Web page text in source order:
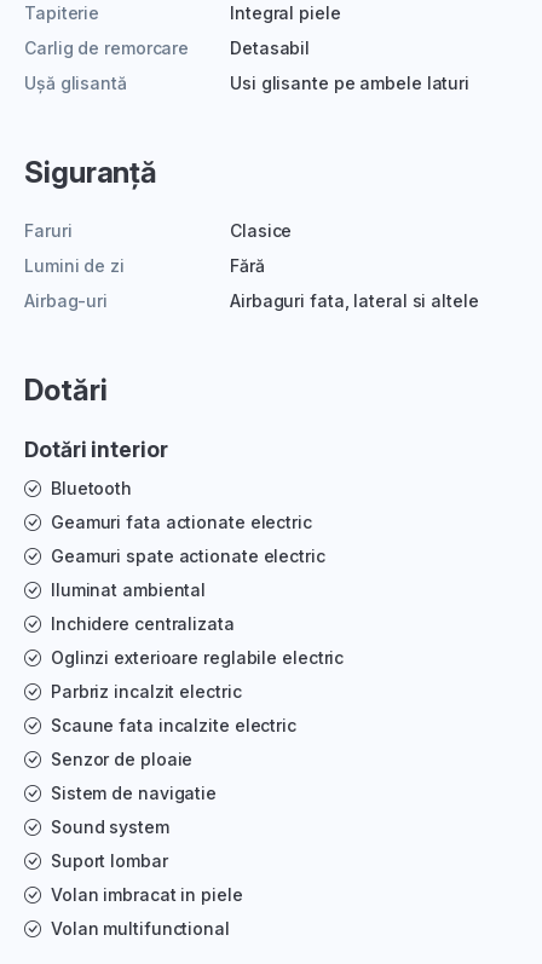
Tapiterie
Integral piele
Carlig de remorcare
Detasabil
Ușă glisantă
Usi glisante pe ambele laturi
Siguranță
Faruri
Clasice
Lumini de zi
Fără
Airbag-uri
Airbaguri fata, lateral si altele
Dotări
Dotări interior
Bluetooth
Geamuri fata actionate electric
Geamuri spate actionate electric
Iluminat ambiental
Inchidere centralizata
Oglinzi exterioare reglabile electric
Parbriz incalzit electric
Scaune fata incalzite electric
Senzor de ploaie
Sistem de navigatie
Sound system
Suport lombar
Volan imbracat in piele
Volan multifunctional